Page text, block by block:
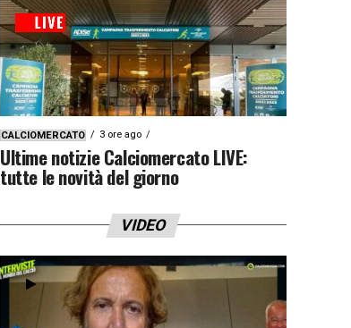
CALCIOMERCATO 3 ore ago
Ultime notizie Calciomercato LIVE:
tutte le novità del giorno
VIDEO